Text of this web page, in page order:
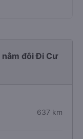
đôi Đi Cư
637 km